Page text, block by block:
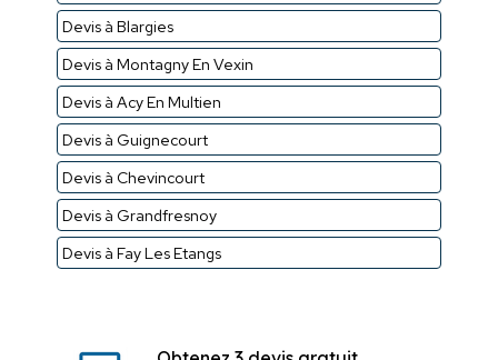
Devis à Blargies
Devis à Montagny En Vexin
Devis à Acy En Multien
Devis à Guignecourt
Devis à Chevincourt
Devis à Grandfresnoy
Devis à Fay Les Etangs